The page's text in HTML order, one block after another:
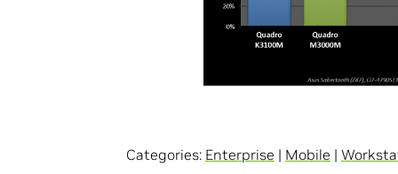
Categories: Enterprise | Mobile |